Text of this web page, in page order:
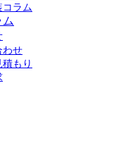
コラム
わせ
もり